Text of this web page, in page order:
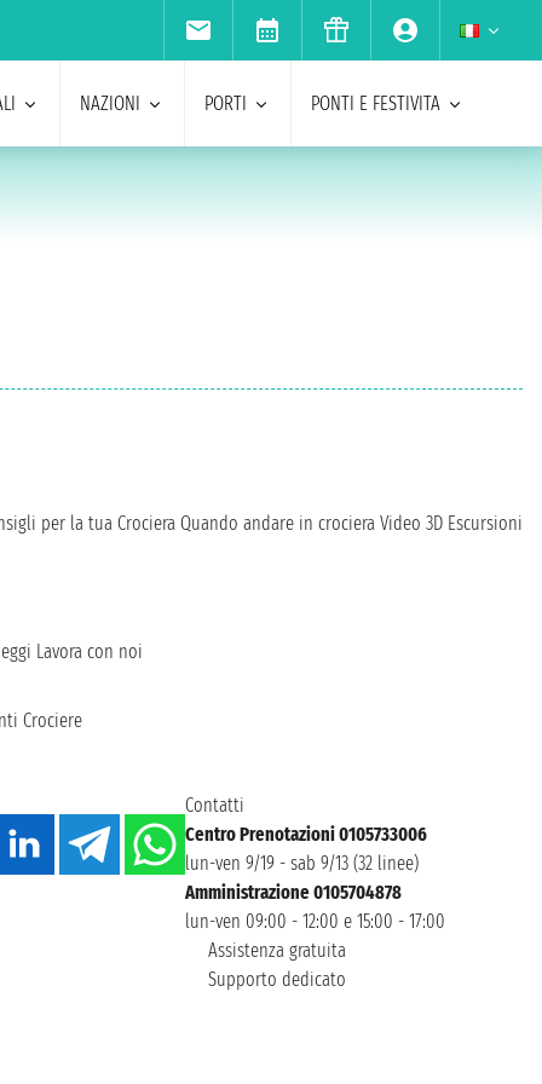
NAZIONI PORTI PONTI E FESTIVITA
per la tua Crociera Quando andare in crociera Video 3D Escursioni
Lavora con noi
Crociere
Contatti
Centro Prenotazioni 0105733006
lun-ven 9/19 - sab 9/13 (32 linee)
Amministrazione 0105704878
lun-ven 09:00 - 12:00 e 15:00 - 17:00
Assistenza gratuita
Supporto dedicato